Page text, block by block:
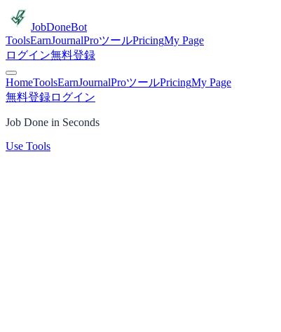
JobDoneBot
ToolsEarnJournalProツールPricingMy Page
ログイン無料登録
HomeToolsEarnJournalProツールPricingMy Page
無料登録ログイン
Job Done in Seconds
Use Tools